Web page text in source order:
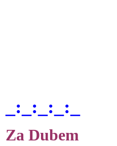
_:_:_:_:_
Za Dubem